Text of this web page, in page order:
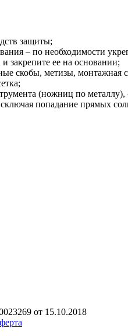
защиты;
– по необходимости
закрепите ее на основании;
скобы, метизы, монтажная
(ножниц по
попадание прямых
от 15.10.2018